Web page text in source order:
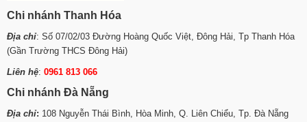
Chi nhánh Thanh Hóa
Địa chỉ: Số 07/02/03 Đường Hoàng Quốc Việt, Đông Hải, Tp Thanh Hóa
(Gần Trường THCS Đông Hải)
Liên hệ: 0961 813 066
Chi nhánh Đà Nẵng
Địa chỉ: 108 Nguyễn Thái Bình, Hòa Minh, Q. Liên Chiểu, Tp. Đà Nẵng